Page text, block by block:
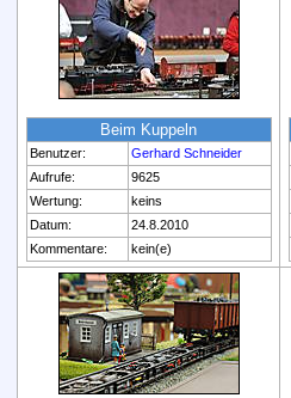
Beim Kuppeln
Benutzer:
Gerhard Schneider
Aufrufe:
9625
Wertung:
keins
Datum:
24.8.2010
Kommentare:
kein(e)